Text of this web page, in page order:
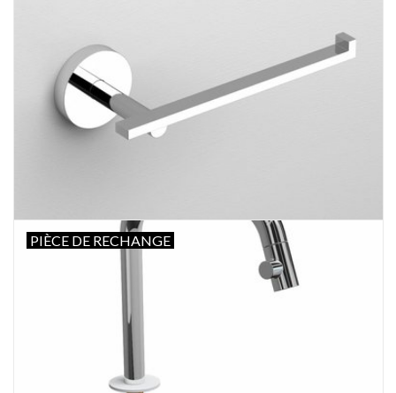
PIÈCE DE RECHANGE